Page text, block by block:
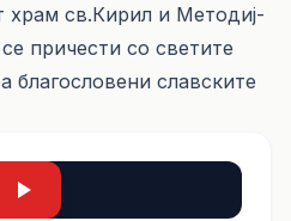
храм св.Кирил и Методиј-
причести со светите
благословени славските